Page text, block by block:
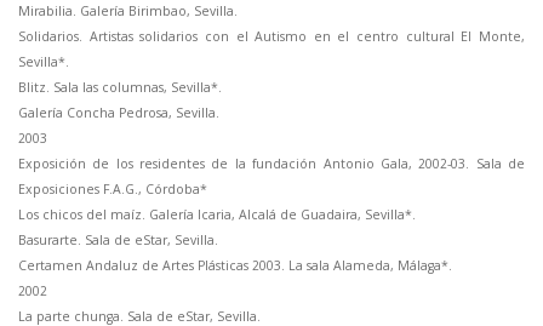
Mirabilia. Galería Birimbao, Sevilla.
Solidarios. Artistas solidarios con el Autismo en el centro cultural El Monte,
Sevilla*.
Blitz. Sala las columnas, Sevilla*.
Galería Concha Pedrosa, Sevilla.
2003
Exposición de los residentes de la fundación Antonio Gala, 2002-03. Sala de
Exposiciones F.A.G., Córdoba*
Los chicos del maíz. Galería Icaria, Alcalá de Guadaira, Sevilla*.
Basurarte. Sala de eStar, Sevilla.
Certamen Andaluz de Artes Plásticas 2003. La sala Alameda, Málaga*.
2002
La parte chunga. Sala de eStar, Sevilla.